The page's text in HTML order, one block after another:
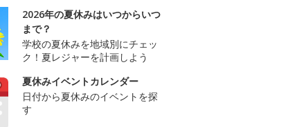
2026年の夏休みはいつからいつ
まで？
学校の夏休みを地域別にチェッ
ク！夏レジャーを計画しよう
夏休みイベントカレンダー
日付から夏休みのイベントを探
す